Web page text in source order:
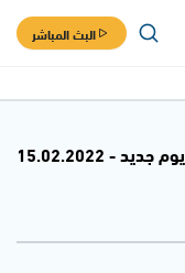
البث المباشر
يوم جديد - 15.02.2022